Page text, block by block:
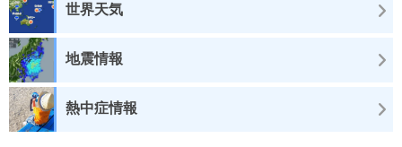
世界天気
地震情報
熱中症情報